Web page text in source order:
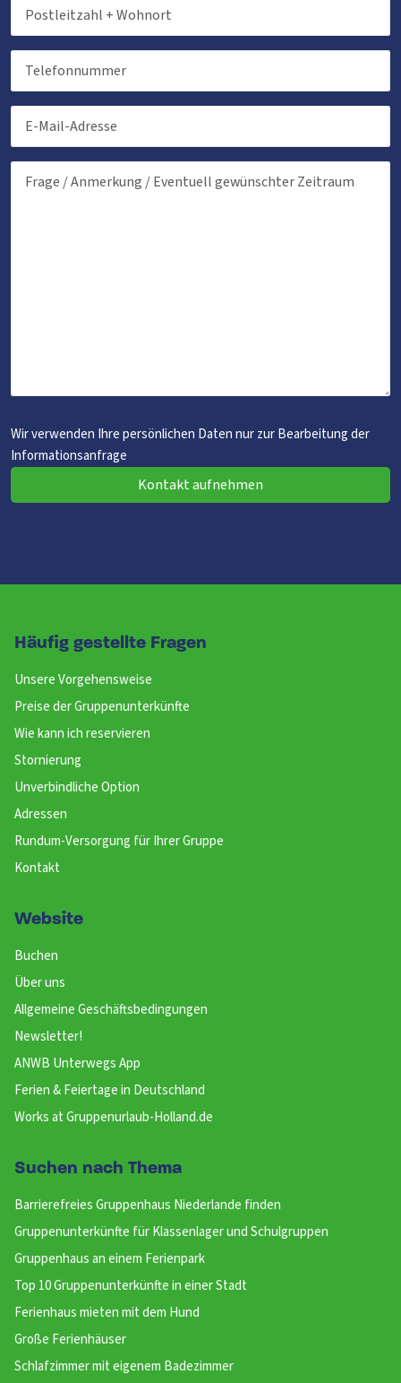
Wir verwenden Ihre persönlichen Daten nur zur Bearbeitung der
Informationsanfrage
Kontakt aufnehmen
Häufig gestellte Fragen
Unsere Vorgehensweise
Preise der Gruppenunterkünfte
Wie kann ich reservieren
Stornierung
Unverbindliche Option
Adressen
Rundum-Versorgung für Ihrer Gruppe
Kontakt
Website
Buchen
Über uns
Allgemeine Geschäftsbedingungen
Newsletter!
ANWB Unterwegs App
Ferien & Feiertage in Deutschland
Works at Gruppenurlaub-Holland.de
Suchen nach Thema
Barrierefreies Gruppenhaus Niederlande finden
Gruppenunterkünfte für Klassenlager und Schulgruppen
Gruppenhaus an einem Ferienpark
Top 10 Gruppenunterkünfte in einer Stadt
Ferienhaus mieten mit dem Hund
Große Ferienhäuser
Schlafzimmer mit eigenem Badezimmer